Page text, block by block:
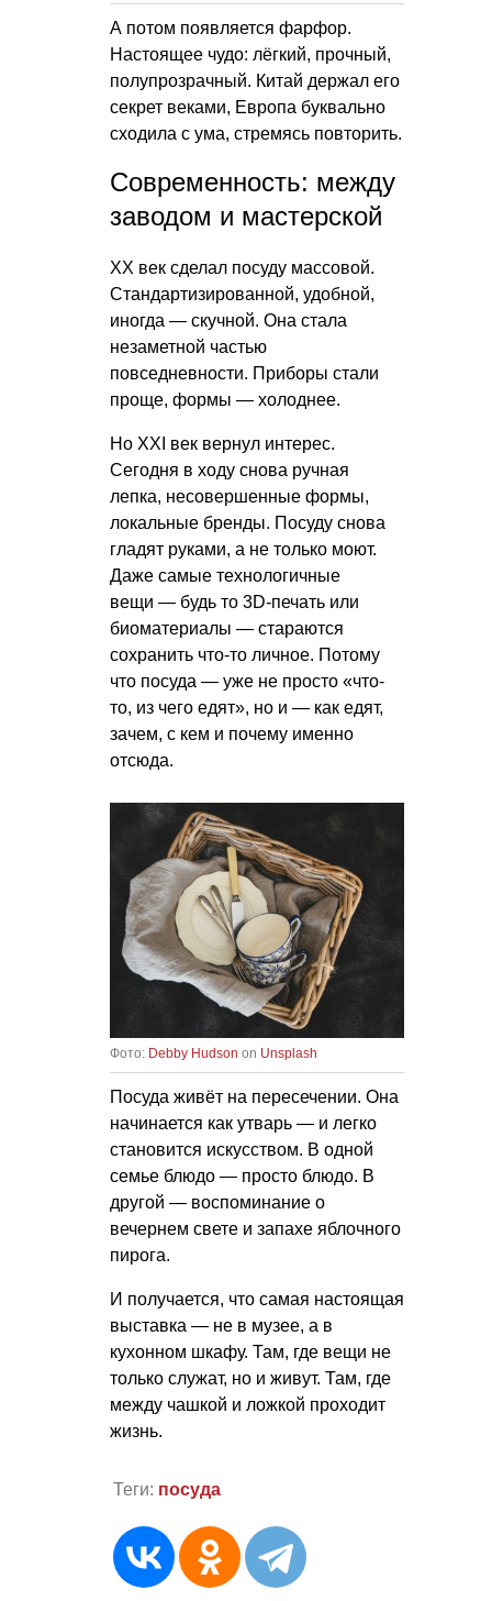
А потом появляется фарфор.
Настоящее чудо: лёгкий, прочный,
полупрозрачный. Китай держал его
секрет веками, Европа буквально
сходила с ума, стремясь повторить.
Современность: между
заводом и мастерской
XX век сделал посуду массовой.
Стандартизированной, удобной,
иногда — скучной. Она стала
незаметной частью
повседневности. Приборы стали
проще, формы — холоднее.
Но XXI век вернул интерес.
Сегодня в ходу снова ручная
лепка, несовершенные формы,
локальные бренды. Посуду снова
гладят руками, а не только моют.
Даже самые технологичные
вещи — будь то 3D-печать или
биоматериалы — стараются
сохранить что-то личное. Потому
что посуда — уже не просто «что-
то, из чего едят», но и — как едят,
зачем, с кем и почему именно
отсюда.
Фото: Debby Hudson on Unsplash
Посуда живёт на пересечении. Она
начинается как утварь — и легко
становится искусством. В одной
семье блюдо — просто блюдо. В
другой — воспоминание о
вечернем свете и запахе яблочного
пирога.
И получается, что самая настоящая
выставка — не в музее, а в
кухонном шкафу. Там, где вещи не
только служат, но и живут. Там, где
между чашкой и ложкой проходит
жизнь.
Теги: посуда